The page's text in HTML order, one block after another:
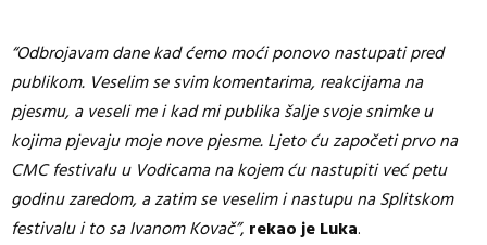
“Odbrojavam dane kad ćemo moći ponovo nastupati pred
publikom. Veselim se svim komentarima, reakcijama na
pjesmu, a veseli me i kad mi publika šalje svoje snimke u
kojima pjevaju moje nove pjesme. Ljeto ću započeti prvo na
CMC festivalu u Vodicama na kojem ću nastupiti već petu
godinu zaredom, a zatim se veselim i nastupu na Splitskom
festivalu i to sa Ivanom Kovač”, rekao je Luka.